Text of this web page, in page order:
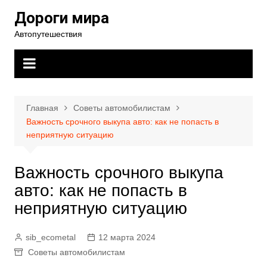
содержимому
Дороги мира
Автопутешествия
Главная
Советы автомобилистам
Важность срочного выкупа авто: как не попасть в
неприятную ситуацию
Важность срочного выкупа
авто: как не попасть в
неприятную ситуацию
sib_ecometal
12 марта 2024
Советы автомобилистам